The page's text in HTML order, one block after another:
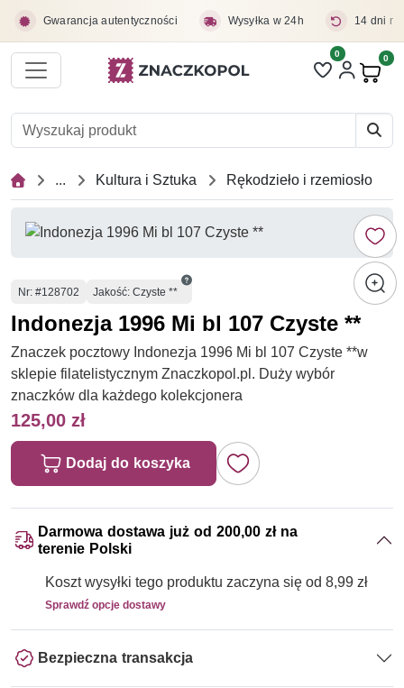
Gwarancja autentyczności Wysyłka w 24h 14 dni
Liczba pozycji
0 0
... Kultura i Sztuka Rękodzieło i rzemiosło
Numer
Nr: #128702 Jakość: Czyste **
Indonezja 1996 Mi bl 107 Czyste **
Znaczek pocztowy Indonezja 1996 Mi bl 107 Czyste **w
sklepie filatelistycznym Znaczkopol.pl. Duży wybór
znaczków dla każdego kolekcjonera
125,00 zł
Dodaj do koszyka
Darmowa dostawa już od 200,00 zł na
terenie Polski
Koszt wysyłki tego produktu zaczyna się od 8,99 zł
Sprawdź opcje dostawy
Bezpieczna transakcja